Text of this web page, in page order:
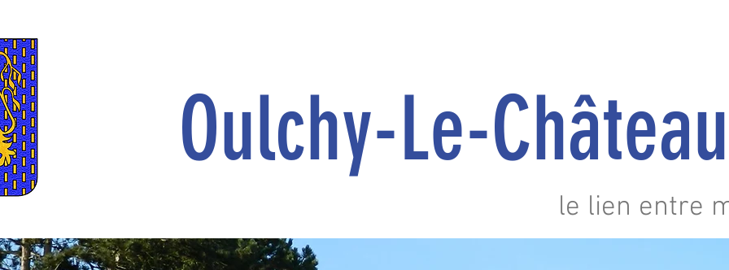
Oulchy-Le-
le lien entre